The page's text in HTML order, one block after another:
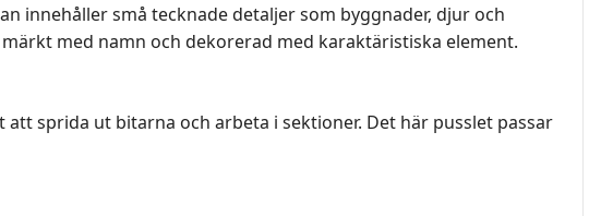
innehåller små tecknade detaljer som byggnader, djur och
med namn och dekorerad med karaktäristiska element.
sprida ut bitarna och arbeta i sektioner. Det här pusslet passar